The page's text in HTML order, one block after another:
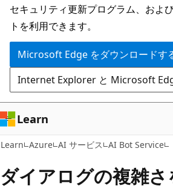
テ
ン
ツ
に
ス
キ
ッ
プ
セキュリティ更新プログラム、およ
トを利用できます。
Microsoft Edge をダウンロードす
Internet Explorer と Microsoft
Learn
Learn Azure AI サービス AI Bot Service
ダイアログの複雑